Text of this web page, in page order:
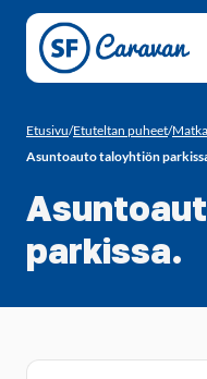
Siirry sivun sisältöön
Etusivu/Etuteltan puheet/
Asuntoauto taloyhtiön
parkissa.